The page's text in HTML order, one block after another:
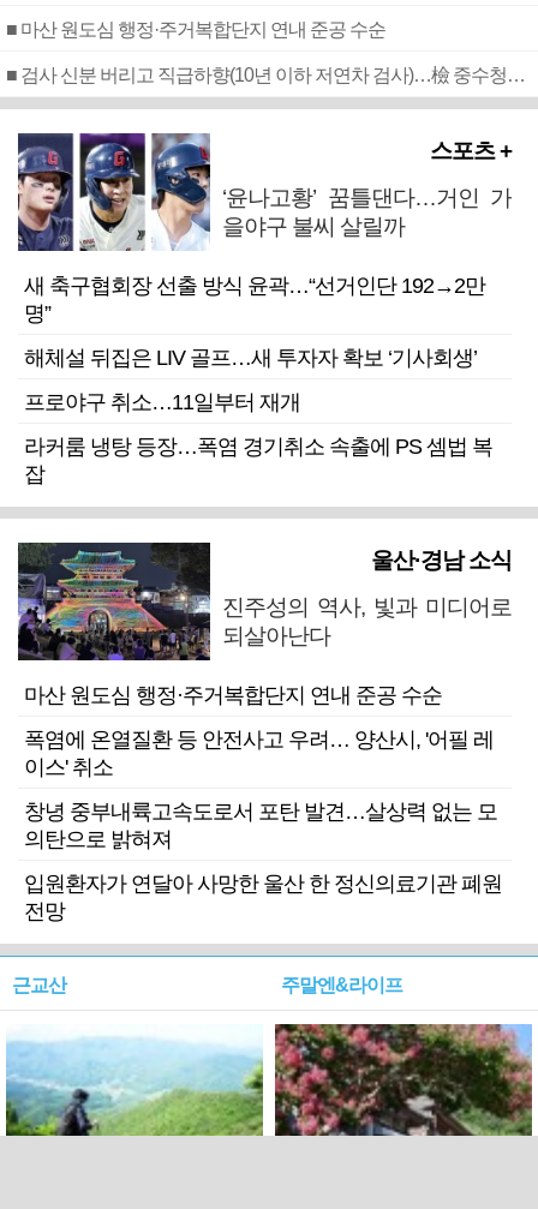
■ 마산 원도심 행정·주거복합단지 연내 준공 수순
■ 검사 신분 버리고 직급하향(10년 이하 저연차 검사)…檢 중수청행 기피
스포츠 +
‘윤나고황’ 꿈틀댄다…거인 가
을야구 불씨 살릴까
새 축구협회장 선출 방식 윤곽…“선거인단 192→2만
명”
해체설 뒤집은 LIV 골프…새 투자자 확보 ‘기사회생’
프로야구 취소…11일부터 재개
라커룸 냉탕 등장…폭염 경기취소 속출에 PS 셈법 복
잡
울산·경남 소식
진주성의 역사, 빛과 미디어로
되살아난다
마산 원도심 행정·주거복합단지 연내 준공 수순
폭염에 온열질환 등 안전사고 우려… 양산시, '어필 레
이스' 취소
창녕 중부내륙고속도로서 포탄 발견…살상력 없는 모
의탄으로 밝혀져
입원환자가 연달아 사망한 울산 한 정신의료기관 폐원
전망
근교산 주말엔&라이프